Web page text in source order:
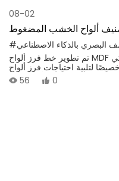
08-02
البصري بالذكاء الاصطناعي
تم تطوير خط فرز ألواح MDF وألواح الخشب المضغوط الأوتوماتيكي
خصيصًا لتلبية احتياجات فرز ألواح MDF (الألواح الليفية متوسطة الكثافة)
الجاهزة، والألياف شبه
أحدث تقنيات الفحص البصري
56 0